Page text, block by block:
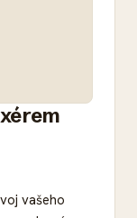
vašeho